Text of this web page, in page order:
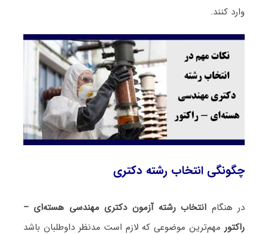
وارد کنند.
چگونگی انتخاب رشته دکتری
در هنگام انتخاب رشته آزمون دکتری مهندسی هسته‌ای –
راکتور مهم‌ترین موضوعی که لازم است مدنظر داوطلبان باشد